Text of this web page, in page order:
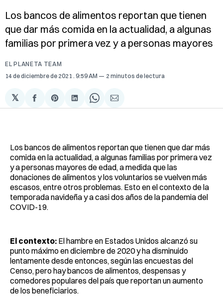
Los bancos de alimentos reportan que tienen
que dar más comida en la actualidad, a algunas
familias por primera vez y a personas mayores
EL PLANETA TEAM
14 de diciembre de 2021 . 9:59 AM 2 minutos de lectura
𝕏
Compartir
en
Share
on
Compartir
en
Share
on
Compartir
via
Los bancos de alimentos reportan que tienen que dar más
comida en la actualidad, a algunas familias por primera vez
y a personas mayores de edad, a medida que las
donaciones de alimentos y los voluntarios se vuelven más
escasos, entre otros problemas. Esto en el contexto de la
temporada navideña y a casi dos años de la pandemia del
COVID-19.
El contexto: El hambre en Estados Unidos alcanzó su
punto máximo en diciembre de 2020 y ha disminuido
lentamente desde entonces, según las encuestas del
Censo, pero hay bancos de alimentos, despensas y
comedores populares del país que reportan un aumento
de los beneficiarios.